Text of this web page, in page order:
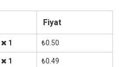
Fiyat
1 ₺0.50
1 ₺0.49